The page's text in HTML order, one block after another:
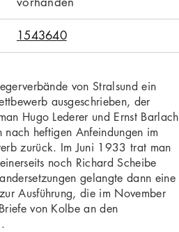
1543640
von Stralsund ein
ausgeschrieben, der
Hugo Lederer und Ernst Barlach
heftigen Anfeindungen im
zurück. Im Juni 1933 trat man
noch Richard Scheibe
gelangte dann eine
Ausführung, die im November
von Kolbe an den